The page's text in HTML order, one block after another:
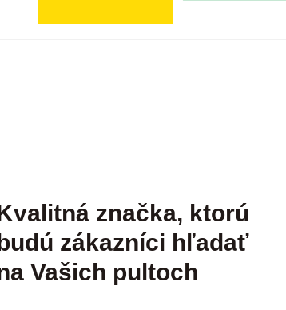
značka, ktorú
zákazníci hľadať
Vašich pultoch